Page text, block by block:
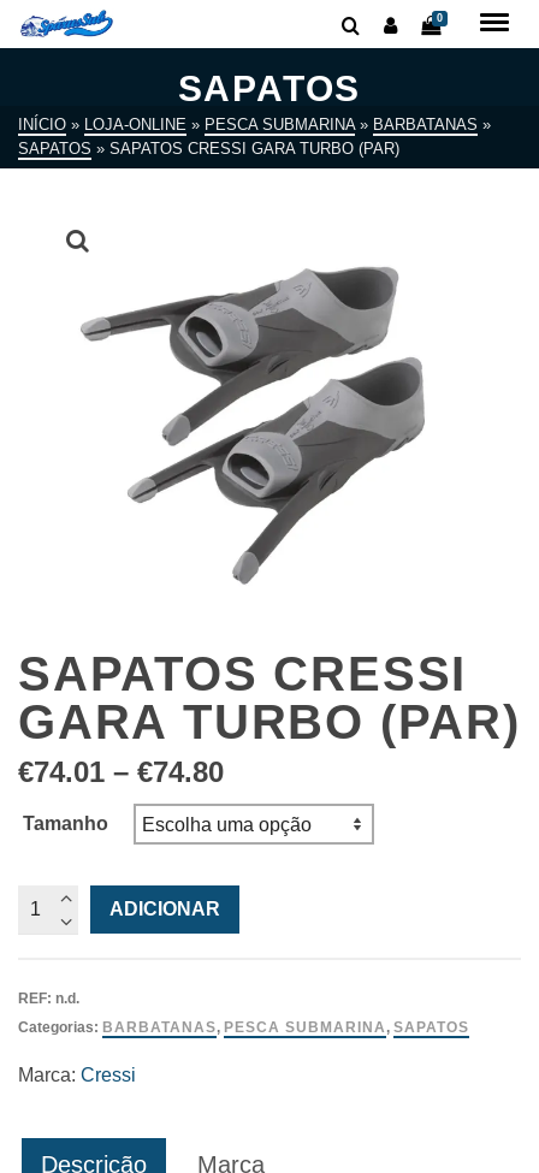
0
SAPATOS
INÍCIO » LOJA-ONLINE » PESCA SUBMARINA » BARBATANAS »
SAPATOS » SAPATOS CRESSI GARA TURBO (PAR)
SAPATOS CRESSI
GARA TURBO (PAR)
€74.01 – €74.80Price
range:
€74.01
€74.80
Tamanho
Quantidade
(par)
ADICIONAR
REF: n.d.
Categorias: BARBATANAS, PESCA SUBMARINA , SAPATOS
Marca: Cressi
Descrição Marca